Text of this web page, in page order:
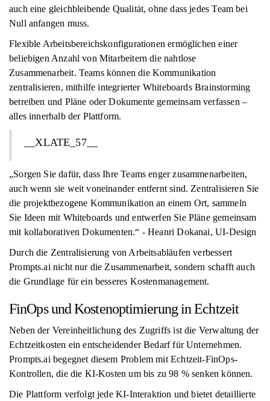
auch eine gleichbleibende Qualität, ohne dass jedes Team bei
Null anfangen muss.
Flexible Arbeitsbereichskonfigurationen ermöglichen einer
beliebigen Anzahl von Mitarbeitern die nahtlose
Zusammenarbeit. Teams können die Kommunikation
zentralisieren, mithilfe integrierter Whiteboards Brainstorming
betreiben und Pläne oder Dokumente gemeinsam verfassen –
alles innerhalb der Plattform.
__XLATE_57__
„Sorgen Sie dafür, dass Ihre Teams enger zusammenarbeiten,
auch wenn sie weit voneinander entfernt sind. Zentralisieren Sie
die projektbezogene Kommunikation an einem Ort, sammeln
Sie Ideen mit Whiteboards und entwerfen Sie Pläne gemeinsam
mit kollaborativen Dokumenten.“ - Heanri Dokanai, UI-Design
Durch die Zentralisierung von Arbeitsabläufen verbessert
Prompts.ai nicht nur die Zusammenarbeit, sondern schafft auch
die Grundlage für ein besseres Kostenmanagement.
FinOps und Kostenoptimierung in Echtzeit
Neben der Vereinheitlichung des Zugriffs ist die Verwaltung der
Echtzeitkosten ein entscheidender Bedarf für Unternehmen.
Prompts.ai begegnet diesem Problem mit Echtzeit-FinOps-
Kontrollen, die die KI-Kosten um bis zu 98 % senken können.
Die Plattform verfolgt jede KI-Interaktion und bietet detaillierte